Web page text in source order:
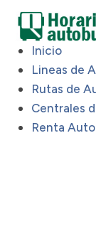
Inicio
Lineas de
Rutas de
Centrales
Renta